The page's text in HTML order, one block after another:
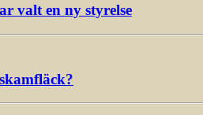
valt en ny styrelse